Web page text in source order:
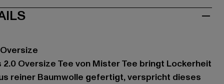
2.0 Oversize Tee von Mister Tee bringt Lockerheit
reiner Baumwolle gefertigt, verspricht dieses